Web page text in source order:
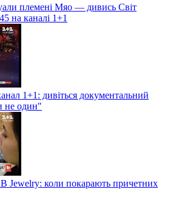
племені Мяо — дивись Світ
на каналі 1+1
1+1: дивіться документальний
не один"
Jewelry: коли покарають причетних